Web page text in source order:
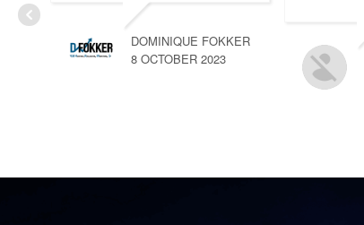
DOMINIQUE FOKKER
8 OCTOBER 2023